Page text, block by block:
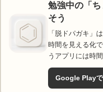
勉強中の「
そう
「脱ドパガキ」
時間を見える化
うアプリには時
Google Play